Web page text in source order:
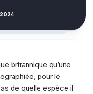
2024
britannique qu’une
pour le
de quelle espèce il